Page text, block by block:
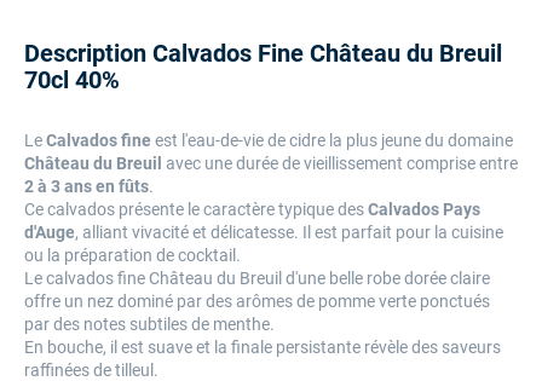
Description Calvados Fine Château du Breuil
70cl 40%
LeCalvados fine est l'eau-de-vie de cidre la plus jeune du domaine
Château du Breuil avec une durée de vieillissement comprise entre
2 à 3 ans en fûts.
Ce calvados présente le caractère typique desCalvados Pays
d'Auge, alliant vivacité et délicatesse. Il est parfait pour la cuisine
ou la préparation de cocktail.
Le calvados fine Château du Breuil d'une belle robe dorée claire
offre un nez dominé par des arômes de pomme verte ponctués
par des notes subtiles de menthe.
En bouche, il est suave et la finale persistante révèle des saveurs
raffinées de tilleul.